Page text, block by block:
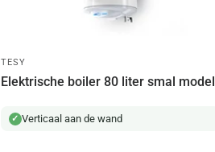
TESY
Elektrische boiler 80 liter smal model
Verticaal aan de wand